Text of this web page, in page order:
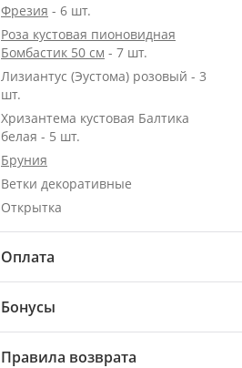
Фрезия - 6 шт.
Роза кустовая пионовидная
Бомбастик 50 см - 7 шт.
Лизиантус (Эустома) розовый - 3
шт.
Хризантема кустовая Балтика
белая - 5 шт.
Бруния
Ветки декоративные
Открытка
Оплата
Бонусы
Правила возврата